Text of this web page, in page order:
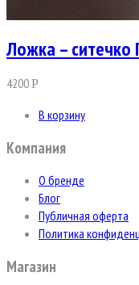
Ложка – ситечко
4200Р
В корзину
Компания
О бренде
Блог
Публичная оферта
Политика
Магазин